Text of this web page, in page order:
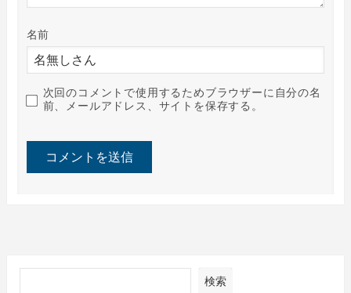
名前
次回のコメントで使用するためブラウザーに自分の名
前、メールアドレス、サイトを保存する。
検索